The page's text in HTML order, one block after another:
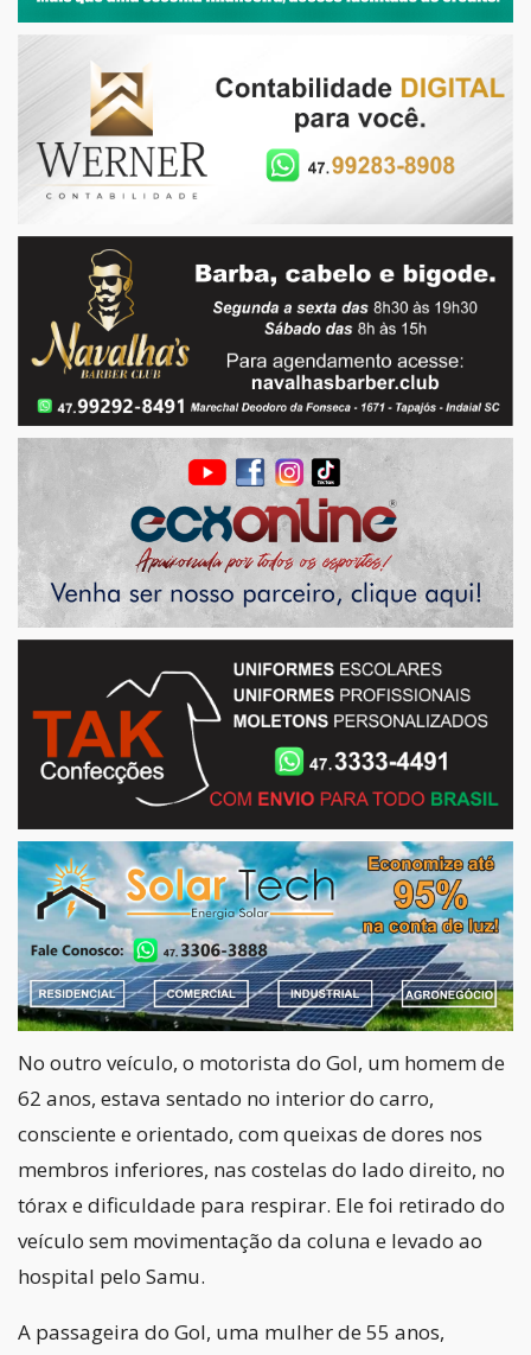
No outro veículo, o motorista do Gol, um homem de
62 anos, estava sentado no interior do carro,
consciente e orientado, com queixas de dores nos
membros inferiores, nas costelas do lado direito, no
tórax e dificuldade para respirar. Ele foi retirado do
veículo sem movimentação da coluna e levado ao
hospital pelo Samu.
A passageira do Gol, uma mulher de 55 anos,